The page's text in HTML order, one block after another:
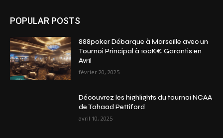
POPULAR POSTS
888poker Débarque à Marseille avec un
Tournoi Principal à 100K€ Garantis en
Avril
février 20, 2025
Découvrez les highlights du tournoi NCAA
de Tahaad Pettiford
avril 10, 2025